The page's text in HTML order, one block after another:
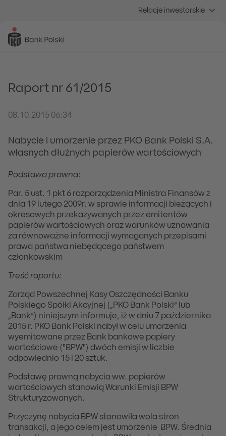
Relacje inwestorskie
Raport nr 61/2015
08.10.2015 06:34
Nabycie i umorzenie przez PKO Bank Polski S.A.
własnych dłużnych papierów wartościowych
Podstawa prawna:
Par. 5 ust. 1 pkt 6 rozporządzenia Ministra Finansów z
dnia 19 lutego 2009r. w sprawie informacji bieżących i
okresowych przekazywanych przez emitentów
papierów wartościowych oraz warunków uznawania
za równoważne informacji wymaganych przepisami
prawa państwa niebędącego państwem
członkowskim
Treść raportu:
Zarząd Powszechnej Kasy Oszczędności Banku
Polskiego Spółki Akcyjnej („PKO Bank Polski” lub
„Bank”) niniejszym informuje, iż w dniu 7 października
2015 r. PKO Bank Polski nabył w celu umorzenia
wyemitowane przez Bank bankowe papiery
wartościowe ("BPW") dwóch emisji w liczbie
odpowiednio 15 i 20 sztuk.
Podstawę prawną nabycia ww. papierów
wartościowych stanowią Warunki Emisji BPW
Strukturyzowanych.
Przyczynę nabycia BPW stanowiła wola stron
transakcji, a jego celem jest umorzenie BPW. Średnia